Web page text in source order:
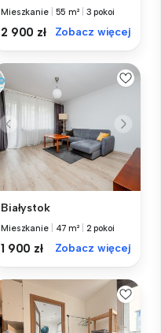
Mieszkanie 55 m² 3 pokoi
2 900 zł Zobacz więcej
Białystok
Mieszkanie 47 m² 2 pokoi
1 900 zł Zobacz więcej